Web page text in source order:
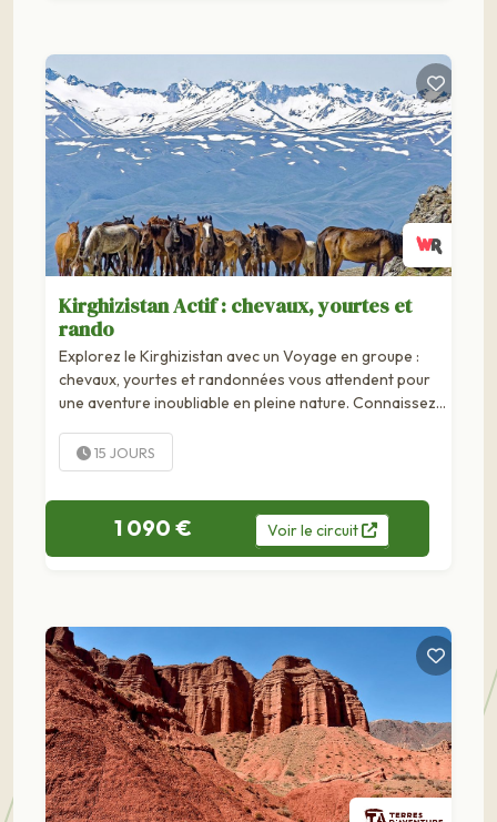
Kirghizistan Actif : chevaux, yourtes et
rando
Explorez le Kirghizistan avec un Voyage en groupe :
chevaux, yourtes et randonnées vous attendent pour
une aventure inoubliable en pleine nature. Connaissez-
situé sur la Route de la Soie ? Peuplé d'éleveurs de
moutons et de villages de...
15 JOURS
1 090 € Voirle circuit